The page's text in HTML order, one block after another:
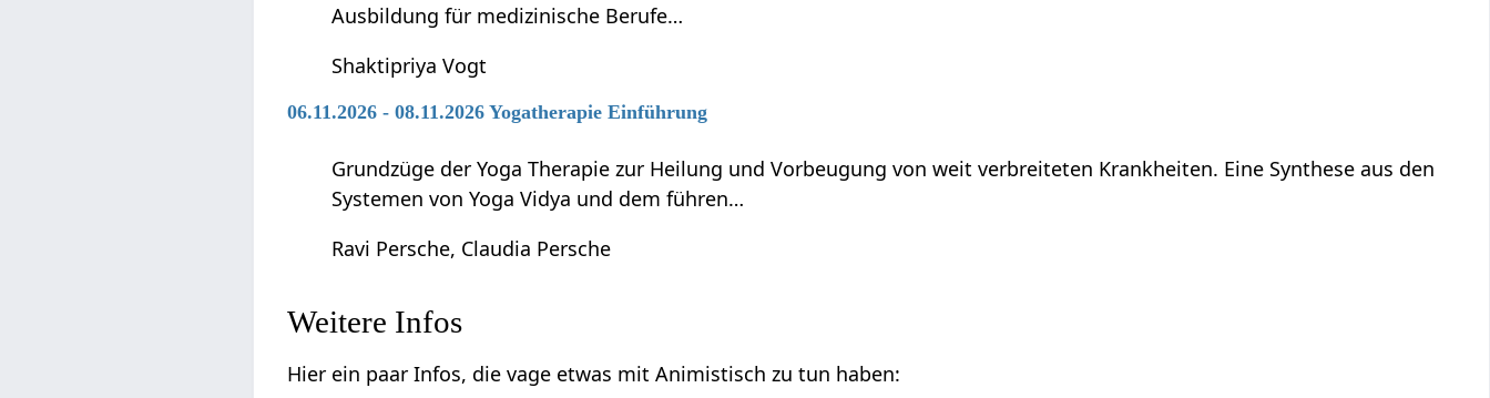
Ausbildung für medizinische Berufe…
Shaktipriya Vogt
06.11.2026 - 08.11.2026 Yogatherapie Einführung
Grundzüge der Yoga Therapie zur Heilung und Vorbeugung von weit verbreiteten Krankheiten. Eine Synthese aus den
Systemen von Yoga Vidya und dem führen…
Ravi Persche, Claudia Persche
Weitere Infos
Hier ein paar Infos, die vage etwas mit Animistisch zu tun haben: